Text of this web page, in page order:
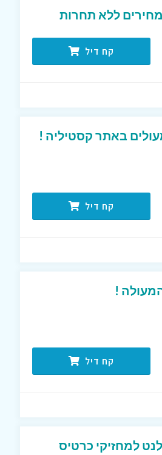
ללא תחרות
קח דיל
באתר קסטיליה !
קח דיל
!
קח דיל
פלנט למחזיקי כרטיס